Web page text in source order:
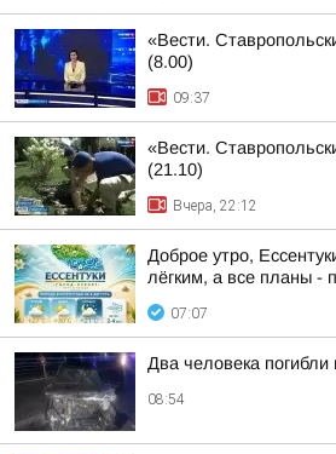
«Вести.
(8.00)
09:37
«Вести.
(21.10)
Вчера, 22:12
Доброе утро,
лёгким, а все планы -
07:07
Два человека
08:54